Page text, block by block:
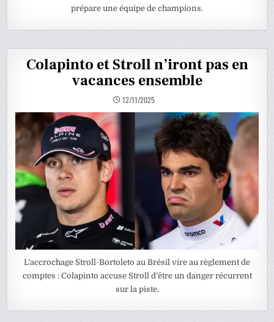
prépare une équipe de champions.
Colapinto et Stroll n’iront pas en
vacances ensemble
12/11/2025
L’accrochage Stroll-Bortoleto au Brésil vire au règlement de
comptes : Colapinto accuse Stroll d’être un danger récurrent
sur la piste.